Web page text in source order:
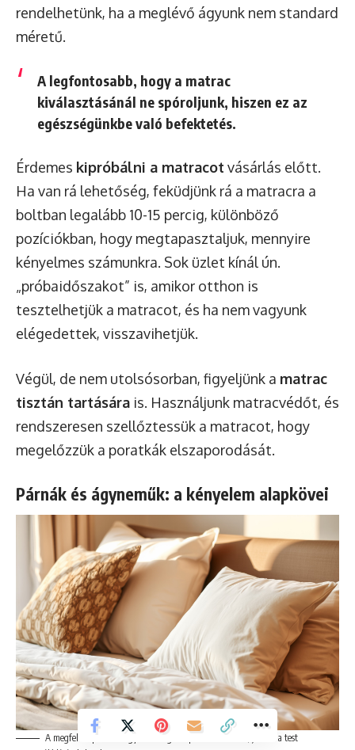
rendelhetünk, ha a meglévő ágyunk nem standard
méretű.
A legfontosabb, hogy a matrac
kiválasztásánál ne spóroljunk, hiszen ez az
egészségünkbe való befektetés.
Érdemes kipróbálni a matracot vásárlás előtt.
Ha van rá lehetőség, feküdjünk rá a matracra a
boltban legalább 10-15 percig, különböző
pozíciókban, hogy megtapasztaljuk, mennyire
kényelmes számunkra. Sok üzlet kínál ún.
„próbaidőszakot” is, amikor otthon is
tesztelhetjük a matracot, és ha nem vagyunk
elégedettek, visszavihetjük.
Végül, de nem utolsósorban, figyeljünk a matrac
tisztán tartására is. Használjunk matracvédőt, és
rendszeresen szellőztessük a matracot, hogy
megelőzzük a poratkák elszaporodását.
Párnák és ágyneműk: a kényelem alapkövei
A megfelelő párna és ágynemű segíti a pihentető alvást, javítva a test